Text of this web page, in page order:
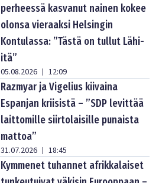
perheessä kasvanut nainen kokee
olonsa vieraaksi Helsingin
Kontulassa: ”Tästä on tullut Lähi-
itä”
05.08.2026 | 12:09
Razmyar ja Vigelius kiivaina
Espanjan kriisistä – ”SDP levittää
laittomille siirtolaisille punaista
mattoa”
31.07.2026 | 18:45
Kymmenet tuhannet afrikkalaiset